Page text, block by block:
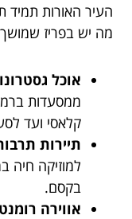
העיר האורות
מה יש בפריז
אוכל
ממסעדות
קלאסי ועד
תיירות
למוזיקה חיה
בקסם.
אווירה